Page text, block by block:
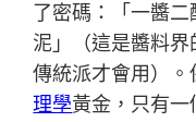
了密碼：「一醬二
泥」（這是醬料
傳統派才會用）
理學黃金，只有